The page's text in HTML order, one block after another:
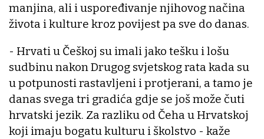
manjina, ali i uspoređivanje njihovog načina
života i kulture kroz povijest pa sve do danas.
- Hrvati u Češkoj su imali jako tešku i lošu
sudbinu nakon Drugog svjetskog rata kada su
u potpunosti rastavljeni i protjerani, a tamo je
danas svega tri gradića gdje se još može čuti
hrvatski jezik. Za razliku od Čeha u Hrvatskoj
koji imaju bogatu kulturu i školstvo - kaže